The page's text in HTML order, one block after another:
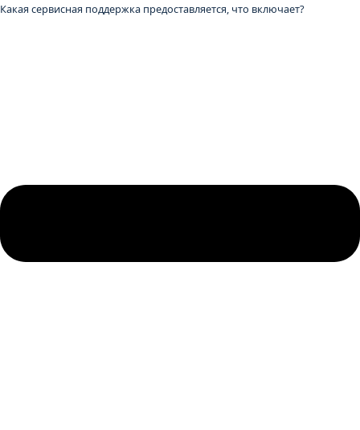
Какая сервисная поддержка предоставляется, что включает?